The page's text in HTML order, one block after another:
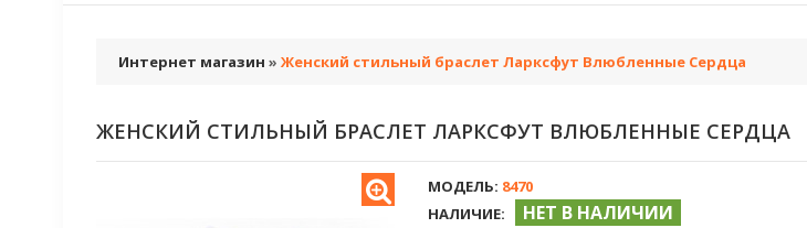
Интернет магазин » Женский стильный браслет Ларксфут Влюбленные Сердца
ЖЕНСКИЙ СТИЛЬНЫЙ БРАСЛЕТ ЛАРКСФУТ ВЛЮБЛЕННЫЕ СЕРДЦА
МОДЕЛЬ: 8470
НАЛИЧИЕ:
НЕТ В НАЛИЧИИ